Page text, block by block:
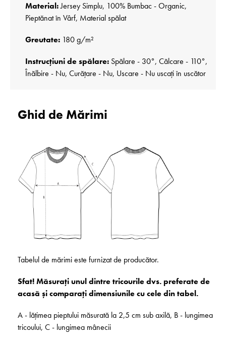
Material:Jersey Simplu, 100% Bumbac - Organic,
Pieptănat în Vârf, Material spălat
Greutate: 180 g/m²
Instrucțiuni de spălare: Spălare - 30°, Călcare - 110°,
Înălbire - Nu, Curățare - Nu, Uscare - Nu uscați în uscător
Ghid de Mărimi
Tabelul de mărimi este furnizat de producător.
Sfat! Măsurați unul dintre tricourile dvs. preferate de
acasă și comparați dimensiunile cu cele din tabel.
A - lățimea pieptului măsurată la 2,5 cm sub axilă, B - lungimea
tricoului, C - lungimea mânecii